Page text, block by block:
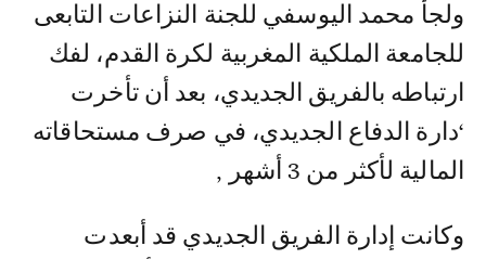
ولجأ محمد اليوسفي للجنة النزاعات التابعى
للجامعة الملكية المغربية لكرة القدم، لفك
ارتباطه بالفريق الجديدي، بعد أن تأخرت
‘دارة الدفاع الجديدي، في صرف مستحاقاته
المالية لأكثر من 3 أشهر ,
وكانت إدارة الفريق الجديدي قد أبعدت